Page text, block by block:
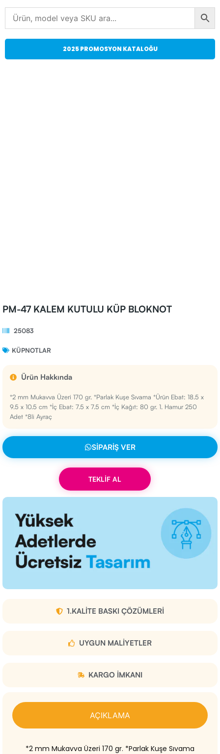
2025 PROMOSYON KATALOĞU
PM-47 KALEM KUTULU KÜP BLOKNOT
25083
KÜPNOTLAR
Ürün Hakkında
*2 mm Mukavva Üzeri 170 gr. *Parlak Kuşe Sıvama *Ürün Ebat: 18.5 x
9.5 x 10.5 cm *İç Ebat: 7.5 x 7.5 cm *İç Kağıt: 80 gr. 1. Hamur 250
Adet *8li Ayraç
SIPARIŞ VER
TEKLİF AL
1.KALITE BASKI ÇÖZÜMLERI
UYGUN MALIYETLER
KARGO IMKANI
AÇIKLAMA
*2 mm Mukavva Üzeri 170 gr. *Parlak Kuşe Sıvama